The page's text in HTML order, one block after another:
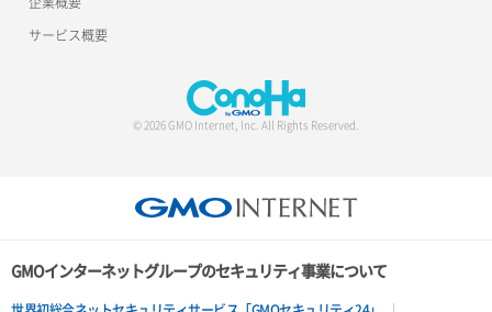
サービス概要
© 2026 GMO Internet, Inc. All Rights Reserved.
GMOインターネットグループのセキュリティ事業について